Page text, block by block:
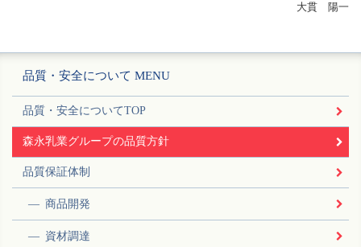
大貫 陽一
品質・安全について MENU
品質・安全についてTOP
森永乳業グループの品質方針
品質保証体制
商品開発
資材調達